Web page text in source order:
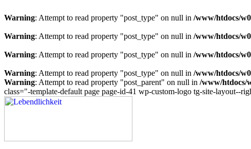
Warning: Attempt to read property "post_type" on null in /www/htdocs/
Warning: Attempt to read property "post_type" on null in /www/htdocs/
Warning: Attempt to read property "post_type" on null in /www/htdocs/
Warning: Attempt to read property "post_type" on null in /www/htdocs/
Warning: Attempt to read property "post_parent" on null in /www/htdocs/
class="-template-default page page-id-41 wp-custom-logo tg-site-layout--
Zum